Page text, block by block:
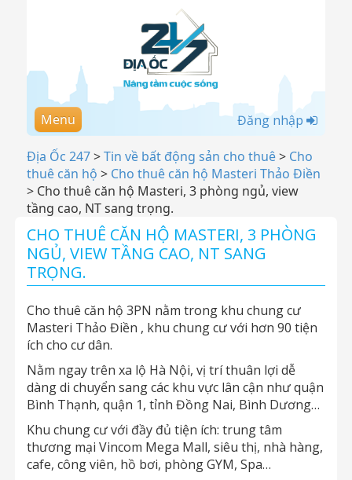
Menu Đăng nhập
Địa Ốc 247>Tin về bất động sản cho thuê> Cho
thuê căn hộ > Cho thuê căn hộ Masteri Thảo Điền
> Cho thuê căn hộ Masteri, 3 phòng ngủ, view
tầng cao, NT sang trọng.
CHO THUÊ CĂN HỘ MASTERI, 3 PHÒNG
NGỦ, VIEW TẦNG CAO, NT SANG
TRỌNG.
Cho thuê căn hộ 3PN nằm trong khu chung cư
Masteri Thảo Điền , khu chung cư với hơn 90 tiện
ích cho cư dân.
Nằm ngay trên xa lộ Hà Nội, vị trí thuân lợi dễ
dàng di chuyển sang các khu vực lân cận như quận
Bình Thạnh, quận 1, tỉnh Đồng Nai, Bình Dương…
Khu chung cư với đầy đủ tiện ích: trung tâm
thương mại Vincom Mega Mall, siêu thị, nhà hàng,
cafe, công viên, hồ bơi, phòng GYM, Spa…